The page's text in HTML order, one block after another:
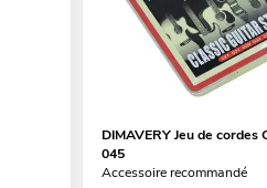
DIMAVERY Jeu de cordes
045
Accessoire recommandé